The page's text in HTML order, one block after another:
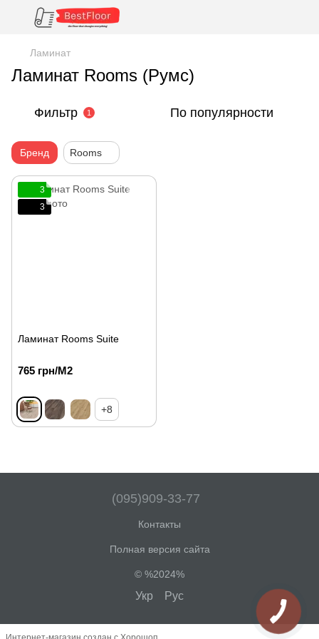
Ламинат
Ламинат Rooms (Румс)
Фильтр 1 По популярности
Бренд Rooms
3
3
Ламинат Rooms Suite
765 грн/М2
+8
(095)909-33-77
Контакты
Полная версия сайта
© %2024%
Укр Рус